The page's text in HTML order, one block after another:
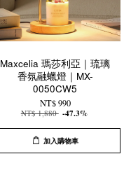
Maxcelia 瑪莎利亞｜琉璃
香氛融蠟燈｜MX-
0050CW5
NT$ 990
NT$ 1,880 -47.3%
加入購物車